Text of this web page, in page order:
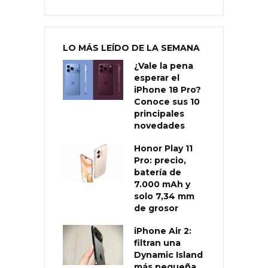
LO MÁS LEÍDO DE LA SEMANA
¿Vale la pena
esperar el
iPhone 18 Pro?
Conoce sus 10
principales
novedades
Honor Play 11
Pro: precio,
batería de
7.000 mAh y
solo 7,34 mm
de grosor
iPhone Air 2:
filtran una
Dynamic Island